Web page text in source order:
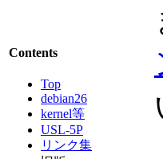
Contents
Top
debian26
kernel等
USL-5P
リンク集